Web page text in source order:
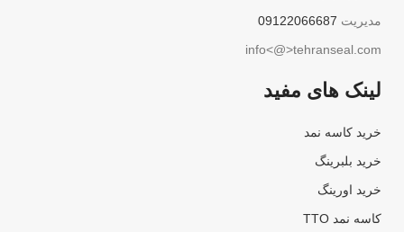
مدیریت 09122066687
info<@>tehranseal.com
لینک های مفید
خرید کاسه نمد
خرید بلبرینگ
خرید اورینگ
کاسه نمد TTO